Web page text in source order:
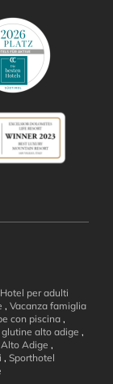
Hotel per adulti
, Vacanza famiglia
con piscina,
alto adige ,
Adige ,
, Sporthotel